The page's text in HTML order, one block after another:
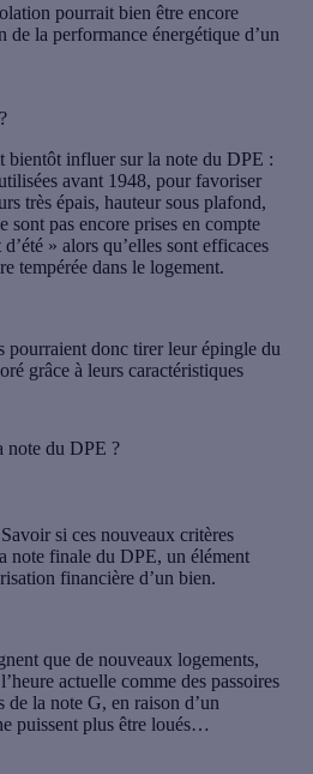
pourrait bien être encore
de la performance énergétique d’un
bientôt influer sur la note du DPE :
avant 1948, pour favoriser
très épais, hauteur sous plafond,
pas encore prises en compte
» alors qu’elles sont efficaces
tempérée dans le logement.
pourraient donc tirer leur épingle du
grâce à leurs caractéristiques
note du DPE ?
si ces nouveaux critères
note finale du DPE, un élément
financière d’un bien.
que de nouveaux logements,
actuelle comme des passoires
la note G, en raison d’un
puissent plus être loués…